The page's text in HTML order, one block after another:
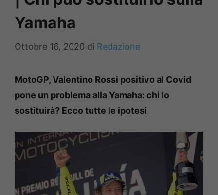
Yamaha
Ottobre 16, 2020 di Redazione
MotoGP, Valentino Rossi positivo al Covid
pone un problema alla Yamaha: chi lo
sostituirà? Ecco tutte le ipotesi